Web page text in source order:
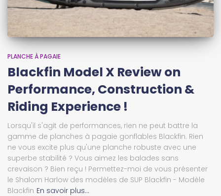
PLANCHE À PAGAIE
Blackfin Model X Review on
Performance, Construction &
Riding Experience !
Lorsqu'il s'agit de performances, rien ne peut battre la
gamme de planches à pagaie gonflables Blackfin. Rien
ne vous excite plus qu'une planche robuste avec une
superbe stabilité ? Vous aimez les balades sans
crevaison ? Bien reçu ! Permettez-moi de vous présenter
le Shalom Harlow des modèles de SUP Blackfin - Modèle
Blackfin En savoir plus…